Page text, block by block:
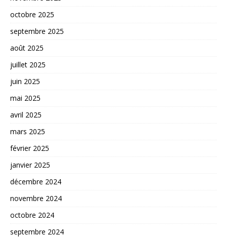
octobre 2025
septembre 2025
août 2025
juillet 2025
juin 2025
mai 2025
avril 2025
mars 2025
février 2025
janvier 2025
décembre 2024
novembre 2024
octobre 2024
septembre 2024